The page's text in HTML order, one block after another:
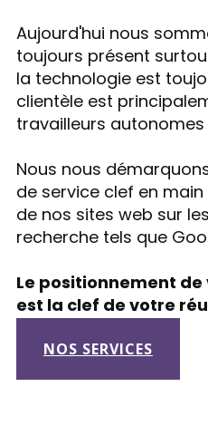
Aujourd'hui nous
toujours présent
la technologie est
clientèle est
travailleurs autonomes
Nous nous
de service clef en
de nos sites web sur
recherche tels que
Le positionnement
est la clef de votre
NOS SERVICES